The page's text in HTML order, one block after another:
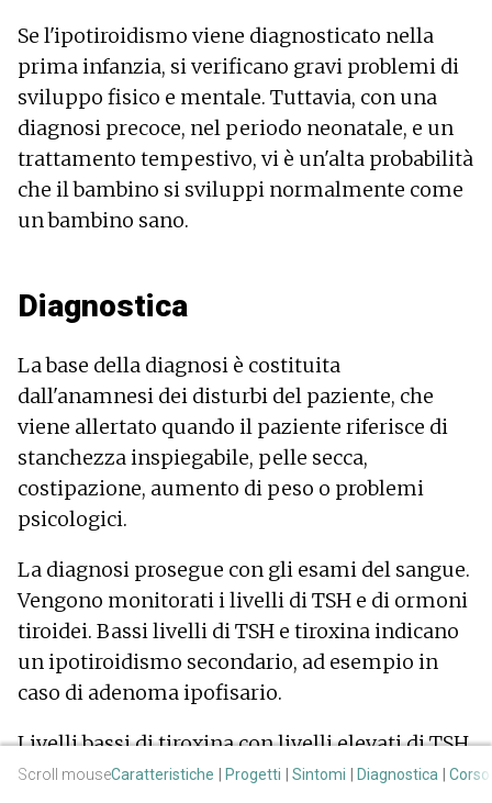
Scroll mouseCaratteristiche Progetti Sintomi Diagnostica Corso
Se l'ipotiroidismo viene diagnosticato nella
prima infanzia, si verificano gravi problemi di
sviluppo fisico e mentale. Tuttavia, con una
diagnosi precoce, nel periodo neonatale, e un
trattamento tempestivo, vi è un'alta probabilità
che il bambino si sviluppi normalmente come
un bambino sano.
Diagnostica
La base della diagnosi è costituita
dall'anamnesi dei disturbi del paziente, che
viene allertato quando il paziente riferisce di
stanchezza inspiegabile, pelle secca,
costipazione, aumento di peso o problemi
psicologici.
La diagnosi prosegue con gli esami del sangue.
Vengono monitorati i livelli di TSH e di ormoni
tiroidei. Bassi livelli di TSH e tiroxina indicano
un ipotiroidismo secondario, ad esempio in
caso di adenoma ipofisario.
Livelli bassi di tiroxina con livelli elevati di TSH
sono indicativi di ipotiroidismo primario, cioè